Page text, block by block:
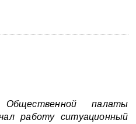
палаты
работу ситуационный